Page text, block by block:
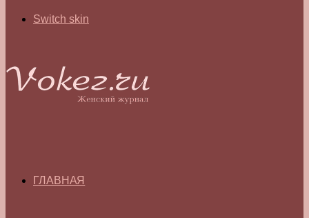
Switch skin
ГЛАВНАЯ